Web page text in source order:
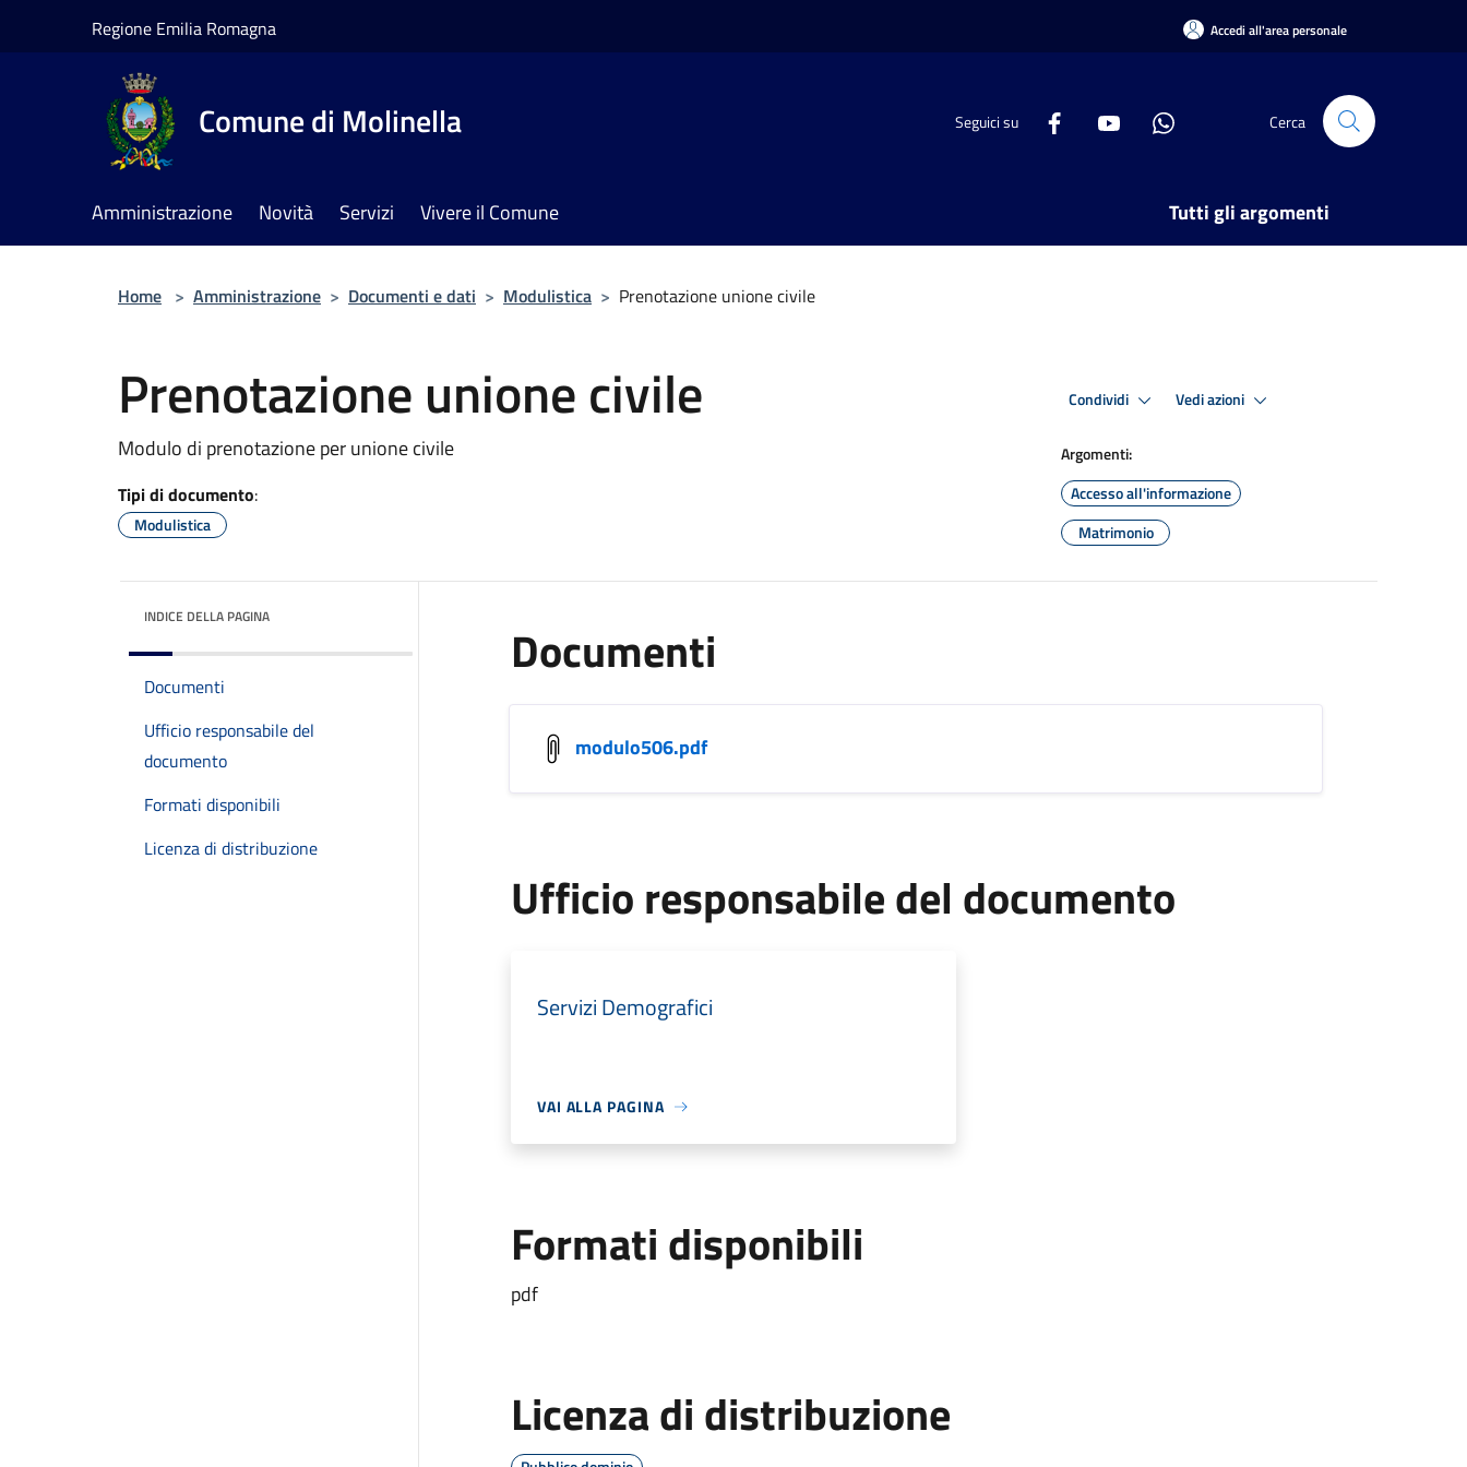
Regione Emilia Romagna Accedi all'area personale
Comune di Molinella Seguici su Cerca
Amministrazione Novità Servizi Vivere il Comune Tutti gli argomenti
Home > Amministrazione > Documenti e dati > Modulistica > Prenotazione unione civile
Prenotazione unione civile
Modulo di prenotazione per unione civile
Tipi di documento:
Modulistica
Condividi Vedi azioni
Argomenti:
Accesso all'informazione
Matrimonio
INDICE DELLA PAGINA
Documenti
Ufficio responsabile del
documento
Formati disponibili
Licenza di distribuzione
Documenti
modulo506.pdf
Ufficio responsabile del documento
Servizi Demografici
VAI ALLA PAGINA
Formati disponibili
pdf
Licenza di distribuzione